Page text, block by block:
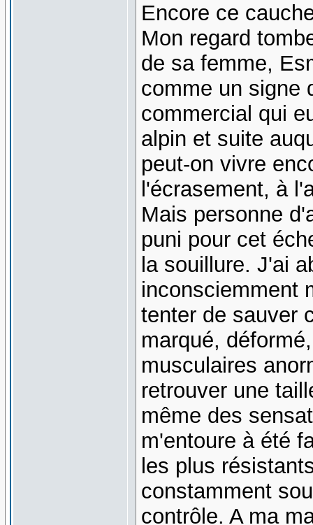
Encore ce
Mon regard
de sa femme,
comme un signe
commercial qui
alpin et suite
peut-on vivre
l'écrasement, à
Mais personne
puni pour cet
la souillure. J'ai
inconsciemment
tenter de sauver
marqué,
musculaires
retrouver une
même des
m'entoure à été
les plus
constamment
contrôle. A ma